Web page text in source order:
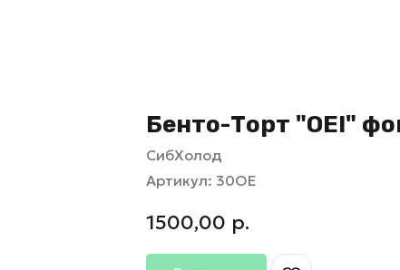
Бенто-Торт "ОЕ!"
СибХолод
Артикул: 30ОЕ
1500,00 р.